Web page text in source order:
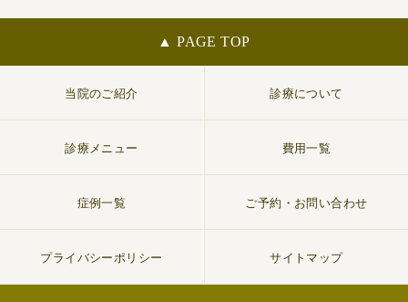
▲ PAGE TOP
当院のご紹介 診療について
診療メニュー 費用一覧
症例一覧 ご予約・お問い合わせ
プライバシーポリシー サイトマップ